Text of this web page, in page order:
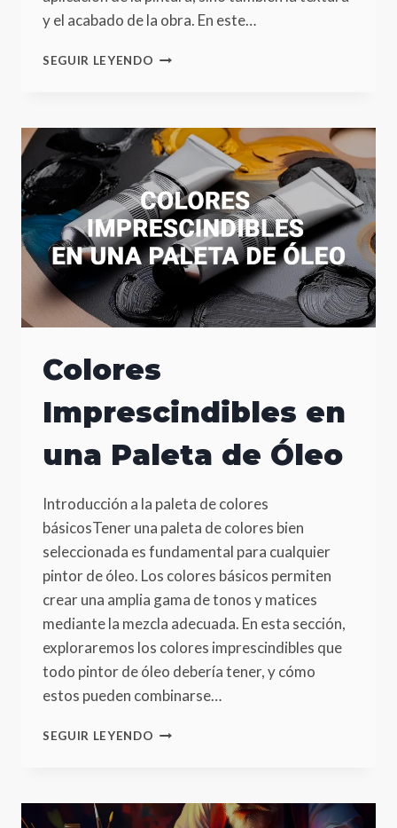
y el acabado de la obra. En este…
SEGUIR LEYENDO CÓMO
ADECUADOS
PARA
PINTURA
AL
ÓLEO
Colores
Imprescindibles en
una Paleta de Óleo
Introducción a la paleta de colores
básicosTener una paleta de colores bien
seleccionada es fundamental para cualquier
pintor de óleo. Los colores básicos permiten
crear una amplia gama de tonos y matices
mediante la mezcla adecuada. En esta sección,
exploraremos los colores imprescindibles que
todo pintor de óleo debería tener, y cómo
estos pueden combinarse…
SEGUIR LEYENDO COLORES
PALETA
DE